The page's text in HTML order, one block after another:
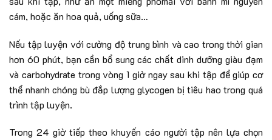
cám, hoặc ăn hoa quả, uống sữa…
Nếu tập luyện với cường độ trung bình và cao trong thời gian
hơn 60 phút, bạn cần bổ sung các chất dinh dưỡng giàu đạm
và carbohydrate trong vòng 1 giờ ngay sau khi tập để giúp cơ
thể nhanh chóng bù đắp lượng glycogen bị tiêu hao trong quá
trình tập luyện.
Trong 24 giờ tiếp theo khuyến cáo người tập nên lựa chọn